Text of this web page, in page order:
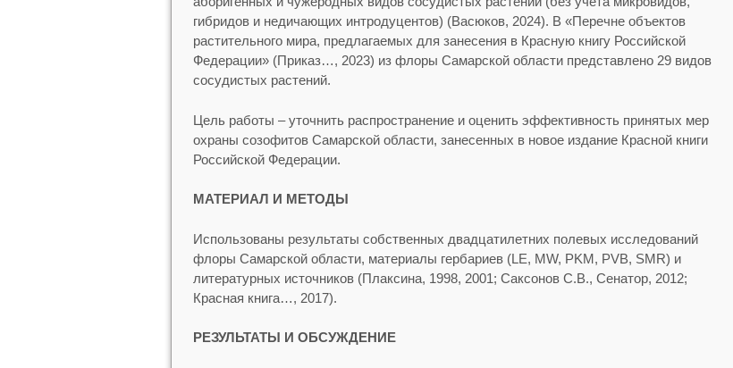
гибридов и недичающих интродуцентов) (Васюков, 2024). В «Перечне объектов
растительного мира, предлагаемых для занесения в Красную книгу Российской
Федерации» (Приказ…, 2023) из флоры Самарской области представлено 29 видов
сосудистых растений.
Цель работы – уточнить распространение и оценить эффективность принятых мер
охраны созофитов Самарской области, занесенных в новое издание Красной книги
Российской Федерации.
МАТЕРИАЛ И МЕТОДЫ
Использованы результаты собственных двадцатилетних полевых исследований
флоры Самарской области, материалы гербариев (LE, MW, PKM, PVB, SMR) и
литературных источников (Плаксина, 1998, 2001; Саксонов С.В., Сенатор, 2012;
Красная книга…, 2017).
РЕЗУЛЬТАТЫ И ОБСУЖДЕНИЕ